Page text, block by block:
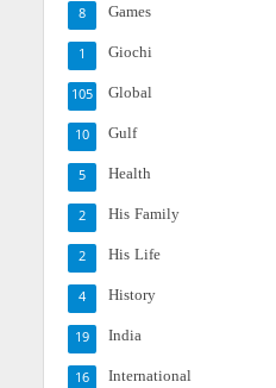
Games
8
Giochi
1
Global
105
Gulf
10
Health
5
His Family
2
His Life
2
History
4
India
19
International
16